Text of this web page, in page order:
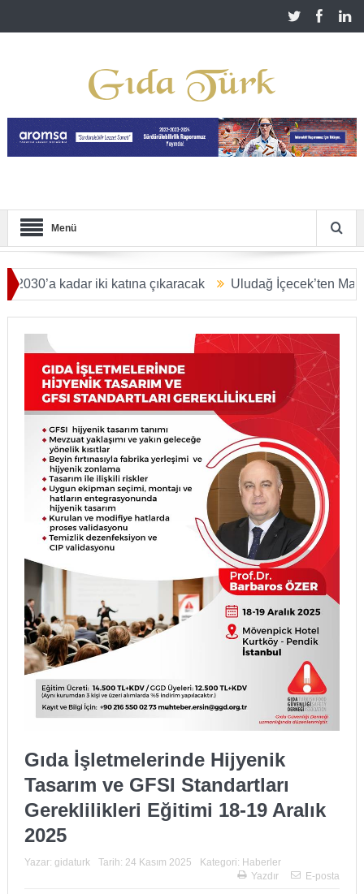
Menü
kadar iki katına çıkaracak Uludağ İçecek’ten Malatya’ya
DOLARA ULAŞACAK
Gıda İşletmelerinde Hijyenik
Tasarım ve GFSI Standartları
Gereklilikleri Eğitimi 18-19 Aralık
2025
Yazar: gidaturk Tarih: 24 Kasım 2025 Kategori: Haberler
Yazdır
E-posta